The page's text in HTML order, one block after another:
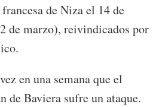
de Niza el 14 de
de marzo), reivindicados por
en una semana que el
de Baviera sufre un ataque.